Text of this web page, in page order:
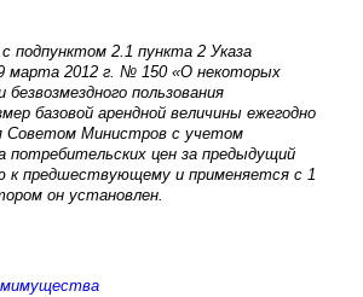
подпунктом 2.1 пункта 2 Указа
марта 2012 г. № 150 «О некоторых
безвозмездного пользования
базовой арендной величины ежегодно
Советом Министров с учетом
потребительских цен за предыдущий
к предшествующему и применяется с 1
он установлен.